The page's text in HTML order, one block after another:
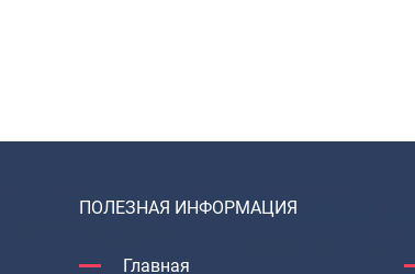
ПОЛЕЗНАЯ ИНФОРМАЦИЯ
Главная